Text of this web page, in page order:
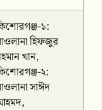
১:
হিফজুর
খান,
২:
সাঈদ